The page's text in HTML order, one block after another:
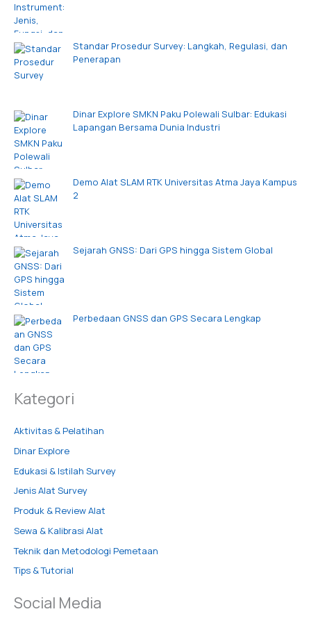
Standar Prosedur Survey: Langkah, Regulasi, dan
Penerapan
Dinar Explore SMKN Paku Polewali Sulbar: Edukasi
Lapangan Bersama Dunia Industri
Demo Alat SLAM RTK Universitas Atma Jaya Kampus
2
Sejarah GNSS: Dari GPS hingga Sistem Global
Perbedaan GNSS dan GPS Secara Lengkap
Kategori
Aktivitas & Pelatihan
Dinar Explore
Edukasi & Istilah Survey
Jenis Alat Survey
Produk & Review Alat
Sewa & Kalibrasi Alat
Teknik dan Metodologi Pemetaan
Tips & Tutorial
Social Media